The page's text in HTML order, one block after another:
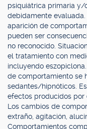
psiquiátrica primaria y/
debidamente
aparición de
pueden ser
no reconocido.
el tratamiento con
incluyendo
de comportamiento se
sedantes/hipnóticos.
efectos producidos por
Los cambios de
extraño, agitación,
Comportamientos